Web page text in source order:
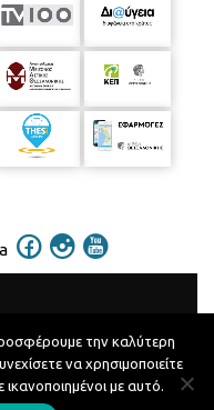
την καλύτερη
να χρησιμοποιείτε
με αυτό.